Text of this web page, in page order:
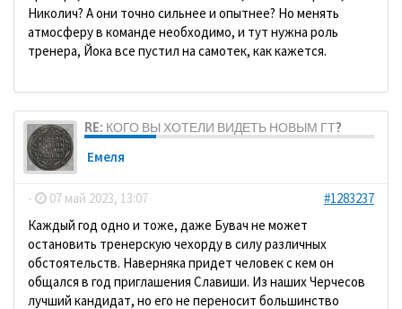
Николич? А они точно сильнее и опытнее? Но менять
атмосферу в команде необходимо, и тут нужна роль
тренера, Йока все пустил на самотек, как кажется.
RE: КОГО ВЫ ХОТЕЛИ ВИДЕТЬ НОВЫМ ГТ?
Емеля
- 07 май 2023, 13:07
#1283237
Каждый год одно и тоже, даже Бувач не может
остановить тренерскую чехорду в силу различных
обстоятельств. Наверняка придет человек с кем он
общался в год приглашения Славиши. Из наших Черчесов
лучший кандидат, но его не переносит большинство